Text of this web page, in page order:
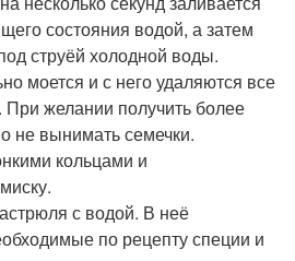
состояния водой, а затем
струёй холодной воды.
моется и с него удаляются все
желании получить более
не вынимать семечки.
кольцами и
с водой. В неё
по рецепту специи и